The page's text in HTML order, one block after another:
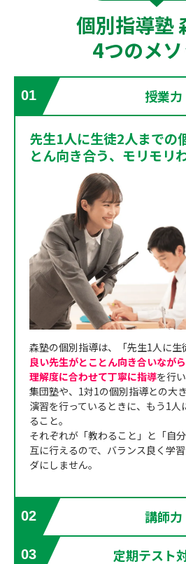
個別指導塾
4つのメ
01 授業力
先生1人に生徒2人までの
とん向き合う、モリモリ
森塾の個別指導は、「先生1人に生
良い先生がとことん向き合いなが
理解度に合わせて丁寧に指導を行い
集団塾や、1対1の個別指導との大
演習を行っているときに、もう1人
ること。
それぞれが「教わること」と「自
互に行えるので、バランス良く学
ダにしません。
02 講師力
03 定期テスト